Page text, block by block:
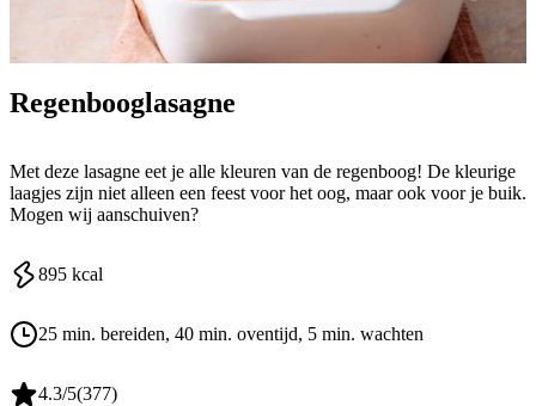
Regenbooglasagne
Met deze lasagne eet je alle kleuren van de regenboog! De kleurige
laagjes zijn niet alleen een feest voor het oog, maar ook voor je buik.
Mogen wij aanschuiven?
895 kcal
25 min. bereiden, 40 min. oventijd, 5 min. wachten
4.3/5(377)